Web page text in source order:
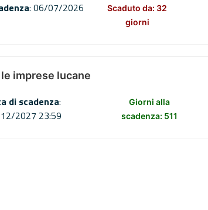
: 06/07/2026
Scaduto da: 32
giorni
imprese lucane
di scadenza:
2027 23:59
Giorni alla
scadenza: 511